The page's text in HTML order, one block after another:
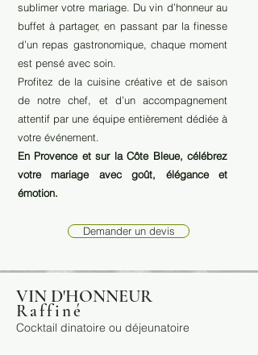
sublimer votre mariage. Du vin d’honneur au
buffet à partager, en passant par la finesse
d’un repas gastronomique, chaque moment
est pensé avec soin.
Profitez de la cuisine créative et de saison
de notre chef, et d’un accompagnement
attentif par une équipe entièrement dédiée à
votre événement.
En Provence et sur la Côte Bleue, célébrez
votre mariage avec goût, élégance et
émotion.
Demander un devis
VIN D'HONNEUR
Raffiné
Cocktail dinatoire ou déjeunatoire